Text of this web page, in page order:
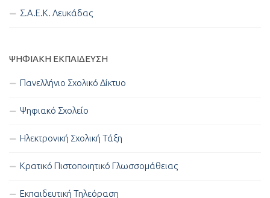
Σ.Α.Ε.Κ. Λευκάδας
ΨΗΦΙΑΚΉ ΕΚΠΑΊΔΕΥΣΗ
Πανελλήνιο Σχολικό Δίκτυο
Ψηφιακό Σχολείο
Ηλεκτρονική Σχολική Τάξη
Κρατικό Πιστοποιητικό Γλωσσομάθειας
Εκπαιδευτική Τηλεόραση